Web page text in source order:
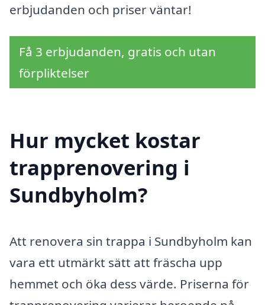
erbjudanden och priser väntar!
Få 3 erbjudanden, gratis och utan
förpliktelser
Hur mycket kostar
trapprenovering i
Sundbyholm?
Att renovera sin trappa i Sundbyholm kan
vara ett utmärkt sätt att fräscha upp
hemmet och öka dess värde. Priserna för